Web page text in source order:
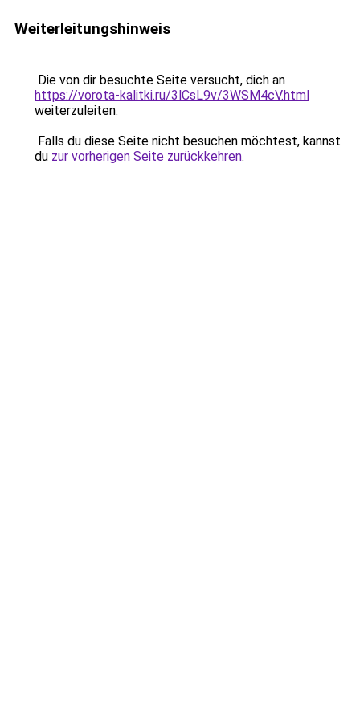
Weiterleitungshinweis
Die von dir besuchte Seite versucht, dich an
https://vorota-kalitki.ru/3lCsL9v/3WSM4cV.html
weiterzuleiten.
Falls du diese Seite nicht besuchen möchtest, kannst
du zur vorherigen Seite zurückkehren.